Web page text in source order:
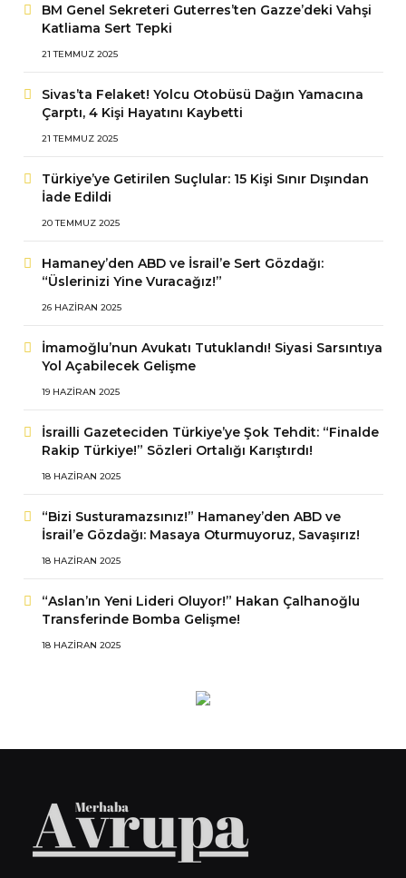
BM Genel Sekreteri Guterres’ten Gazze’deki Vahşi
Katliama Sert Tepki
21 TEMMUZ 2025
Sivas’ta Felaket! Yolcu Otobüsü Dağın Yamacına
Çarptı, 4 Kişi Hayatını Kaybetti
21 TEMMUZ 2025
Türkiye’ye Getirilen Suçlular: 15 Kişi Sınır Dışından
İade Edildi
20 TEMMUZ 2025
Hamaney’den ABD ve İsrail’e Sert Gözdağı:
“Üslerinizi Yine Vuracağız!”
26 HAZIRAN 2025
İmamoğlu’nun Avukatı Tutuklandı! Siyasi Sarsıntıya
Yol Açabilecek Gelişme
19 HAZIRAN 2025
İsrailli Gazeteciden Türkiye’ye Şok Tehdit: “Finalde
Rakip Türkiye!” Sözleri Ortalığı Karıştırdı!
18 HAZIRAN 2025
“Bizi Susturamazsınız!” Hamaney’den ABD ve
İsrail’e Gözdağı: Masaya Oturmuyoruz, Savaşırız!
18 HAZIRAN 2025
“Aslan’ın Yeni Lideri Oluyor!” Hakan Çalhanoğlu
Transferinde Bomba Gelişme!
18 HAZIRAN 2025